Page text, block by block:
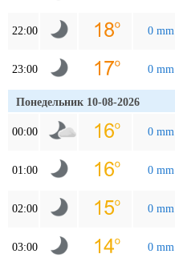
22:00 0 mm
23:00 0 mm
Понедельник 10-08-2026
00:00 0 mm
01:00 0 mm
02:00 0 mm
03:00 0 mm